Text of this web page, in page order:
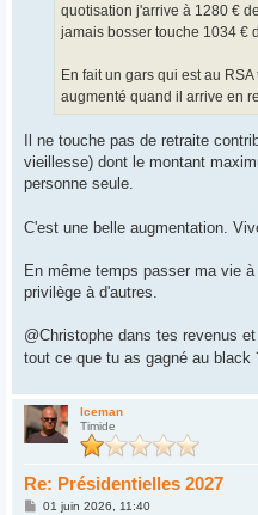
quotisation j'arrive à 1280 €
jamais bosser touche 1034 €
En fait un gars qui est au
augmenté quand il arrive en
Il ne touche pas de retraite
vieillesse) dont le montant
personne seule.
C'est une belle augmentation.
En même temps passer ma vie
privilège à d'autres.
@Christophe dans tes revenus
tout ce que tu as gagné au black
Iceman
Timide
Re: Présidentielles 2027
M01 juin 2026, 11:40